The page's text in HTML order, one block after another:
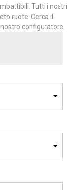
Tutti i nostri
ruote. Cerca il
configuratore.